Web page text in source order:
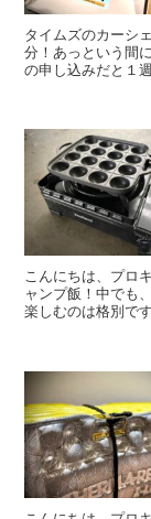
タイムズのカーシ
分！あっという間に
の申し込みだと１週間くらい
こんにちは、プロ
ャンプ飯！中でも
楽しむのは格別で